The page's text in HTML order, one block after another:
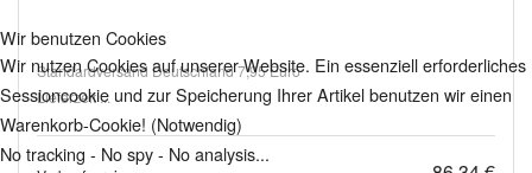
Standardversand Deutschland 7,95 Euro
Lieferzeit ...
Wir benutzen Cookies
Wir nutzen Cookies auf unserer Website. Ein essenziell erforderliches
Sessioncookie und zur Speicherung Ihrer Artikel benutzen wir einen
Warenkorb-Cookie! (Notwendig)
No tracking - No spy - No analysis...